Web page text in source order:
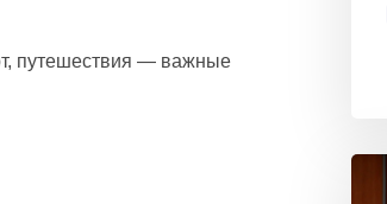
путешествия — важные